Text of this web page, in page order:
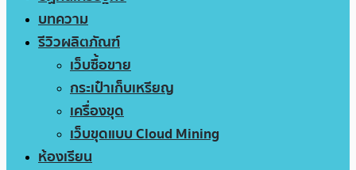
บทความ
รีวิวผลิตภัณฑ์
เว็บซื้อขาย
กระเป๋าเก็บเหรียญ
เครื่องขุด
เว็บขุดแบบ Cloud Mining
ห้องเรียน